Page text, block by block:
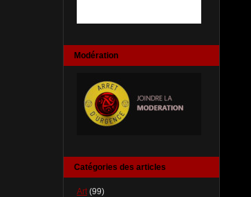
Modération
Catégories des articles
Art(99)